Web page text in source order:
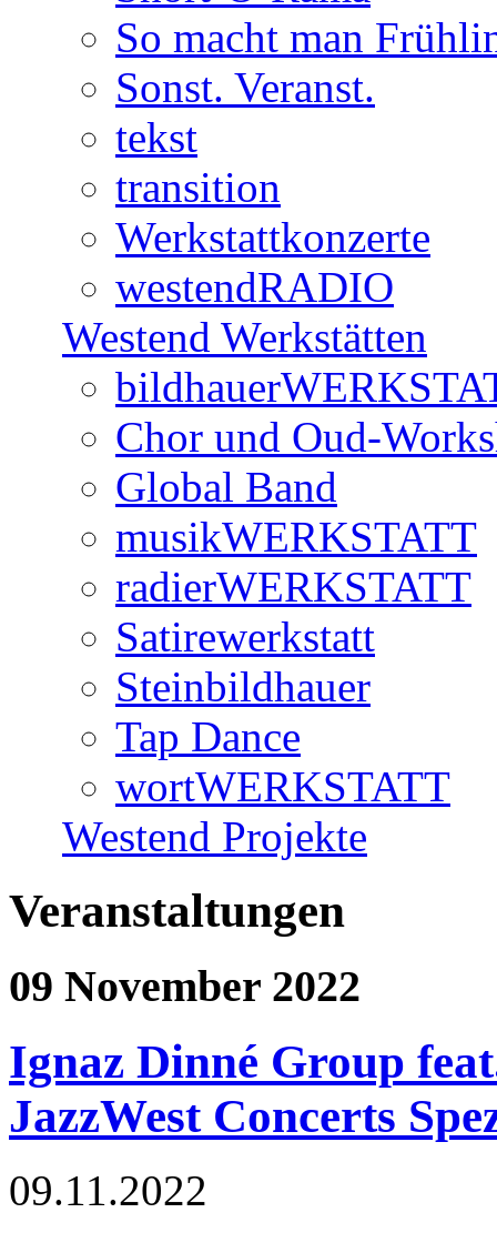
So macht man
Sonst. Veranst.
tekst
transition
Werkstattkonzerte
westendRADIO
Westend Werkstätten
Chor und Oud-
Global Band
musikWERKSTATT
radierWERKSTATT
Satirewerkstatt
Steinbildhauer
Tap Dance
wortWERKSTATT
Westend Projekte
Veranstaltungen
09 November 2022
Ignaz Dinné Group
JazzWest Concerts
09.11.2022